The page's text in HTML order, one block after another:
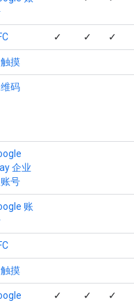
✓ ✓ ✓
摸
码
企业
号
账
摸
✓ ✓ ✓